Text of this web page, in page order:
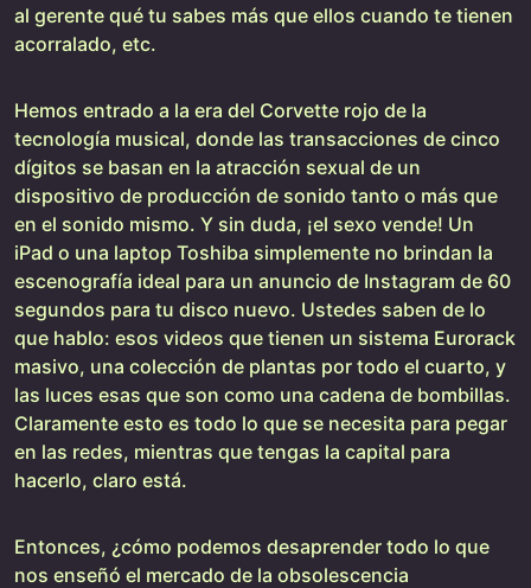
al gerente qué tu sabes más que ellos cuando te tienen
acorralado, etc.
Hemos entrado a la era del Corvette rojo de la
tecnología musical, donde las transacciones de cinco
dígitos se basan en la atracción sexual de un
dispositivo de producción de sonido tanto o más que
en el sonido mismo. Y sin duda, ¡el sexo vende! Un
iPad o una laptop Toshiba simplemente no brindan la
escenografía ideal para un anuncio de Instagram de 60
segundos para tu disco nuevo. Ustedes saben de lo
que hablo: esos videos que tienen un sistema Eurorack
masivo, una colección de plantas por todo el cuarto, y
las luces esas que son como una cadena de bombillas.
Claramente esto es todo lo que se necesita para pegar
en las redes, mientras que tengas la capital para
hacerlo, claro está.
Entonces, ¿cómo podemos desaprender todo lo que
nos enseñó el mercado de la obsolescencia